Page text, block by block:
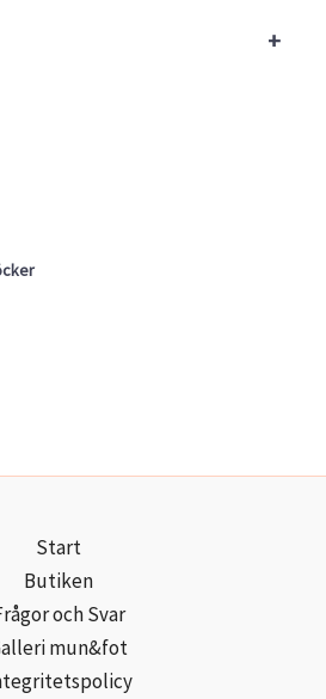
+
Start
Butiken
och Svar
mun&fot